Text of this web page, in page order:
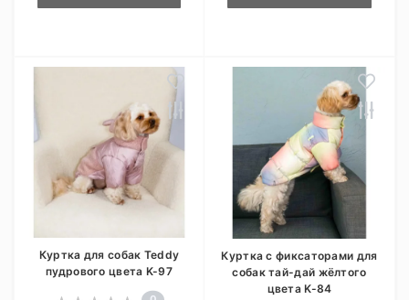
Куртка для собак Teddy
пудрового цвета K-97
Куртка с фиксаторами для
собак тай-дай жёлтого
цвета K-84